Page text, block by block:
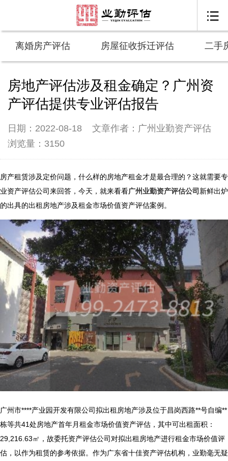

离婚房产评估 房屋征收拆迁评估 二手
房地产评估涉及租金确定？广州资
产评估提供专业评估报告
日期：2022-08-18
文章作者：广州业勤资产评估
浏览量：3150
房产租赁涉及定价问题，什么样的房地产租金才是最合理的？这就需要专
业资产评估公司来回答，今天，就来看看广州业勤资产评估公司 新鲜出炉
的出具的出租房地产涉及租金市场价值资产评估案例。
广州市****产业园开发有限公司拟出租房地产涉及位于昌岗西路**号自编**
栋等共41处房地产首年月租金市场价值资产评估，其中可出租面积：
29,216.63㎡，故委托资产评估公司对拟出租房地产进行租金市场价值评
估，以作为租赁的参考依据。作为广东省十佳资产评估机构，业勤毫无疑